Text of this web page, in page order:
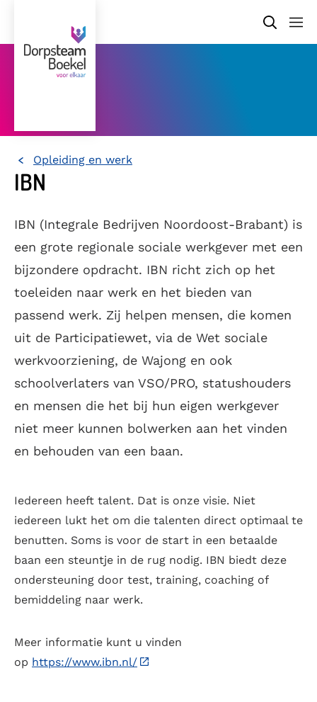
HomeOpleiding en werk
IBN
IBN (Integrale Bedrijven Noordoost-Brabant) is
een grote regionale sociale werkgever met een
bijzondere opdracht. IBN richt zich op het
toeleiden naar werk en het bieden van
passend werk. Zij helpen mensen, die komen
uit de Participatiewet, via de Wet sociale
werkvoorziening, de Wajong en ook
schoolverlaters van VSO/PRO, statushouders
en mensen die het bij hun eigen werkgever
niet meer kunnen bolwerken aan het vinden
en behouden van een baan.
Iedereen heeft talent. Dat is onze visie. Niet
iedereen lukt het om die talenten direct optimaal te
benutten. Soms is voor de start in een betaalde
baan een steuntje in de rug nodig. IBN biedt deze
ondersteuning door test, training, coaching of
bemiddeling naar werk.
Meer informatie kunt u vinden
op https://www.ibn.nl/